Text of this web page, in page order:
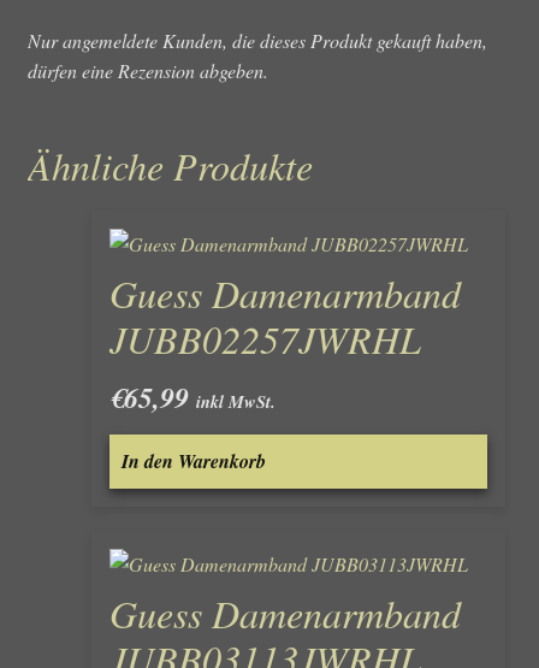
Nur angemeldete Kunden, die dieses Produkt gekauft haben,
dürfen eine Rezension abgeben.
Ähnliche Produkte
Guess Damenarmband
JUBB02257JWRHL
€65,99 inkl MwSt.
In den Warenkorb
Guess Damenarmband